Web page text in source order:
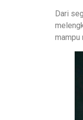
Dari
mampu